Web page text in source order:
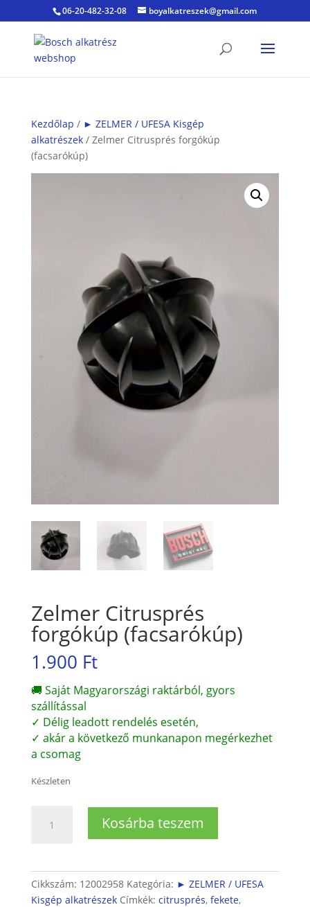
06-20-482-32-08 boyalkatreszek@gmail.com
Kezdőlap / ► ZELMER / UFESA Kisgép
alkatrészek/ Zelmer Citrusprés forgókúp
(facsarókúp)
Zelmer Citrusprés
forgókúp (facsarókúp)
1.900 Ft
🚚 Saját Magyarországi raktárból, gyors
szállítással
✓ Délig leadott rendelés esetén,
✓ akár a következő munkanapon megérkezhet
a csomag
Készleten
Citrusprés
mennyiség
Kosárba teszem
Cikkszám: 12002958 Kategória: ► ZELMER / UFESA
Kisgép alkatrészek Címkék: citrusprés, fekete,